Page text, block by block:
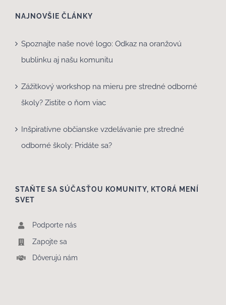
NAJNOVŠIE ČLÁNKY
Spoznajte naše nové logo: Odkaz na oranžovú
bublinku aj našu komunitu
Zážitkový workshop na mieru pre stredné odborné
školy? Zistite o ňom viac
Inšpiratívne občianske vzdelávanie pre stredné
odborné školy: Pridáte sa?
STAŇTE SA SÚČASŤOU KOMUNITY, KTORÁ MENÍ
SVET
Podporte nás
Zapojte sa
Dôverujú nám